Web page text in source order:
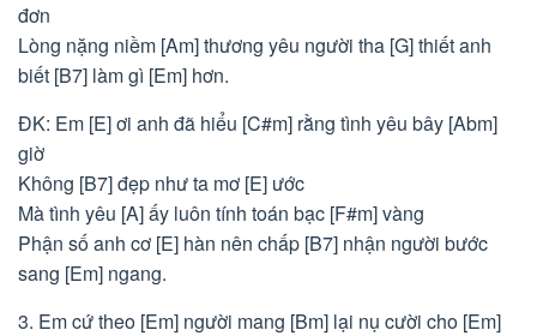
đơn
Lòng nặng niềm [Am] thương yêu người tha [G] thiết anh
biết [B7] làm gì [Em] hơn.
ĐK: Em [E] ơi anh đã hiểu [C#m] rằng tình yêu bây [Abm]
giờ
Không [B7] đẹp như ta mơ [E] ước
Mà tình yêu [A] ấy luôn tính toán bạc [F#m] vàng
Phận số anh cơ [E] hàn nên chấp [B7] nhận người bước
sang [Em] ngang.
3. Em cứ theo [Em] người mang [Bm] lại nụ cười cho [Em]